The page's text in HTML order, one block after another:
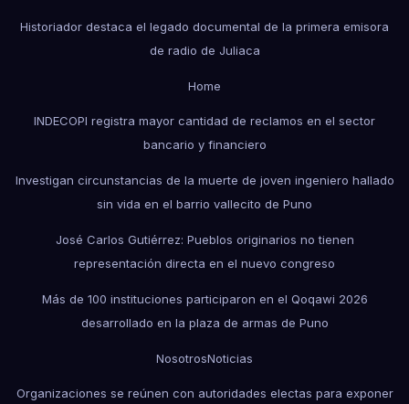
Historiador destaca el legado documental de la primera emisora
de radio de Juliaca
Home
INDECOPI registra mayor cantidad de reclamos en el sector
bancario y financiero
Investigan circunstancias de la muerte de joven ingeniero hallado
sin vida en el barrio vallecito de Puno
José Carlos Gutiérrez: Pueblos originarios no tienen
representación directa en el nuevo congreso
Más de 100 instituciones participaron en el Qoqawi 2026
desarrollado en la plaza de armas de Puno
NosotrosNoticias
Organizaciones se reúnen con autoridades electas para exponer